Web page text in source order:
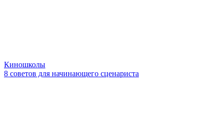
Киношколы
8 советов для начинающего сценариста